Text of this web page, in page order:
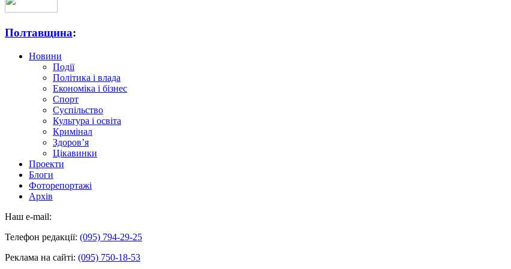
Полтавщина:
Новини
Події
Політика і влада
Економіка і бізнес
Спорт
Суспільство
Культура і освіта
Кримінал
Здоров’я
Цікавинки
Проекти
Блоги
Фоторепортажі
Архів
Наш e-mail:
Телефон редакції: (095) 794-29-25
Реклама на сайті: (095) 750-18-53